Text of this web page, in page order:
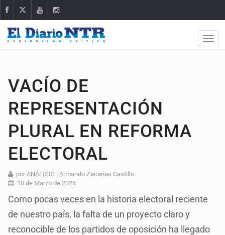
VACÍO DE
REPRESENTACIÓN
PLURAL EN REFORMA
ELECTORAL
por ANÁLISIS | Armando Zacarías Castillo
10 de Marzo de 2026
Como pocas veces en la historia electoral reciente
de nuestro país, la falta de un proyecto claro y
reconocible de los partidos de oposición ha llegado